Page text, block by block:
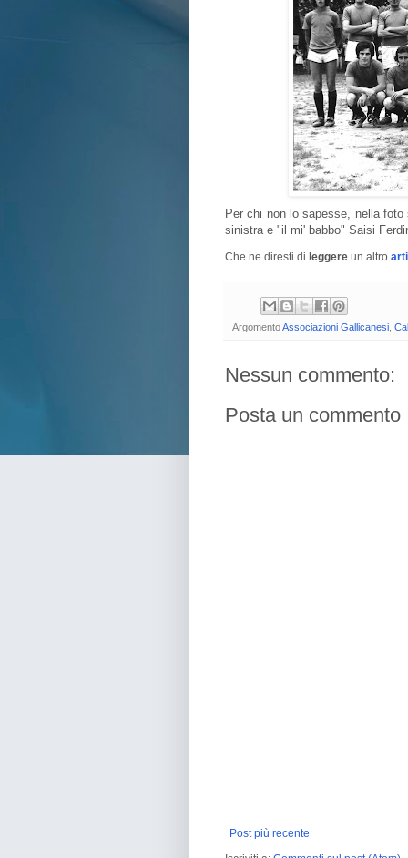
Per chi non lo sapesse, nella
sinistra e "il mi' babbo" Saisi
Che ne diresti di leggere un altro
ArgomentoAssociazioni Gallicanesi
Nessun commento:
Posta un commento
Post più recente